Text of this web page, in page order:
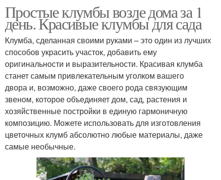
Простые клумбы возле дома за 1
день. Красивые клумбы для сада
Клумба, сделанная своими руками – это один из лучших
способов украсить участок, добавить ему
оригинальности и выразительности. Красивая клумба
станет самым привлекательным уголком вашего
двора и, возможно, даже своего рода связующим
звеном, которое объединяет дом, сад, растения и
хозяйственные постройки в единую гармоничную
композицию. Можете использовать для изготовления
цветочных клумб абсолютно любые материалы, даже
самые необычные.